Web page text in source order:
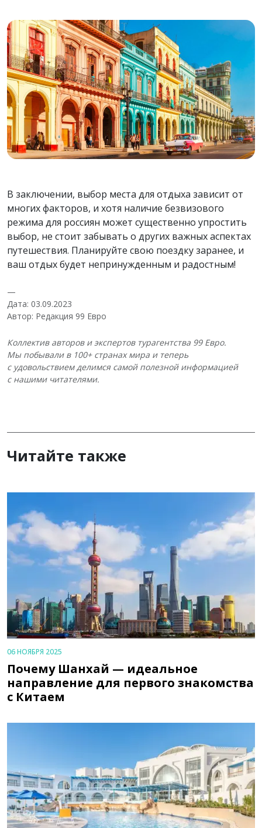
В заключении, выбор места для отдыха зависит от
многих факторов, и хотя наличие безвизового
режима для россиян может существенно упростить
выбор, не стоит забывать о других важных аспектах
путешествия. Планируйте свою поездку заранее, и
ваш отдых будет непринужденным и радостным!
—
Дата: 03.09.2023
Автор: Редакция 99 Евро
Коллектив авторов и экспертов турагентства 99 Евро.
Мы побывали в 100+ странах мира и теперь
с удовольствием делимся самой полезной информацией
с нашими читателями.
Читайте также
06 НОЯБРЯ 2025
Почему Шанхай — идеальное
направление для первого знакомства
с Китаем